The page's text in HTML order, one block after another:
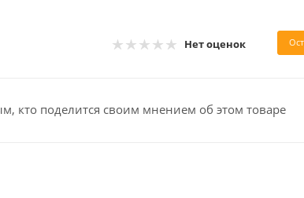
Нет оценок
кто поделится своим мнением об этом товаре